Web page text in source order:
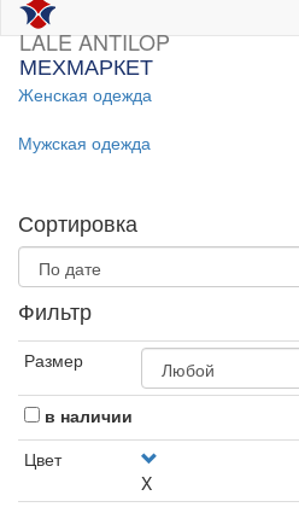
LALE ANTILOP
МЕХМАРКЕТ
Женская одежда
Мужская одежда
Сортировка
Фильтр
Размер
в наличии
Цвет
X